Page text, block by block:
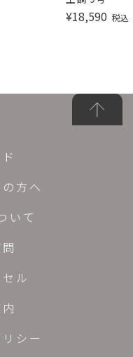
¥18,590 税込
方へ
いて
ル
シー